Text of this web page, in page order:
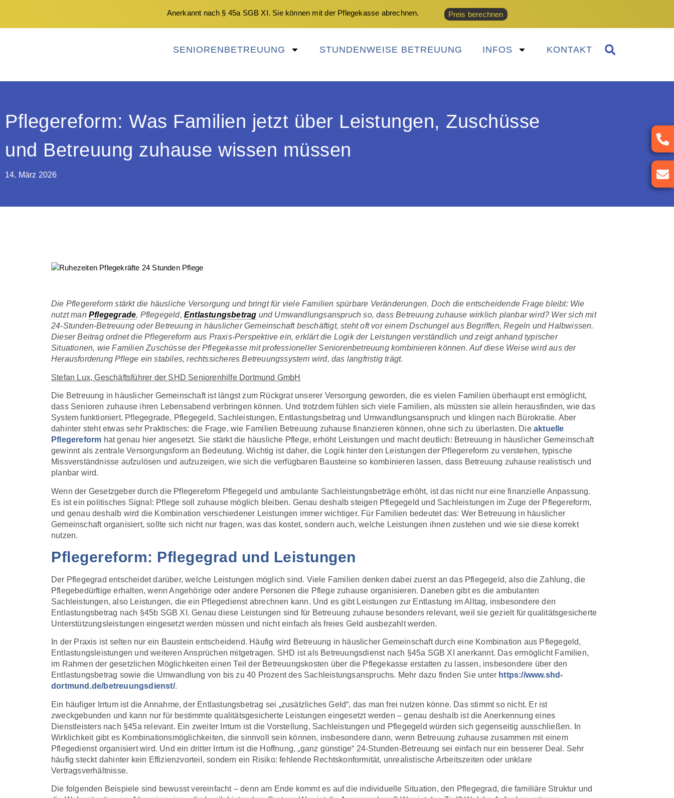
Anerkannt nach § 45a SGB XI. Sie können mit der Pflegekasse abrechnen. Preis berechnen
SENIORENBETREUUNG STUNDENWEISE BETREUUNG INFOS KONTAKT
Pflegereform: Was Familien jetzt über Leistungen, Zuschüsse
und Betreuung zuhause wissen müssen
14. März 2026
Die Pflegereform stärkt die häusliche Versorgung und bringt für viele Familien spürbare Veränderungen. Doch die entscheidende Frage bleibt: Wie
nutzt man Pflegegrade, Pflegegeld,Entlastungsbetrag und Umwandlungsanspruch so, dass Betreuung zuhause wirklich planbar wird? Wer sich mit
24-Stunden-Betreuung oder Betreuung in häuslicher Gemeinschaft beschäftigt, steht oft vor einem Dschungel aus Begriffen, Regeln und Halbwissen.
Dieser Beitrag ordnet die Pflegereform aus Praxis-Perspektive ein, erklärt die Logik der Leistungen verständlich und zeigt anhand typischer
Situationen, wie Familien Zuschüsse der Pflegekasse mit professioneller Seniorenbetreuung kombinieren können. Auf diese Weise wird aus der
Herausforderung Pflege ein stabiles, rechtssicheres Betreuungssystem wird, das langfristig trägt.
Stefan Lux, Geschäftsführer der SHD Seniorenhilfe Dortmund GmbH
Die Betreuung in häuslicher Gemeinschaft ist längst zum Rückgrat unserer Versorgung geworden, die es vielen Familien überhaupt erst ermöglicht,
dass Senioren zuhause ihren Lebensabend verbringen können. Und trotzdem fühlen sich viele Familien, als müssten sie allein herausfinden, wie das
System funktioniert. Pflegegrade, Pflegegeld, Sachleistungen, Entlastungsbetrag und Umwandlungsanspruch und klingen nach Bürokratie. Aber
dahinter steht etwas sehr Praktisches: die Frage, wie Familien Betreuung zuhause finanzieren können, ohne sich zu überlasten. Dieaktuelle
Pflegereform hat genau hier angesetzt. Sie stärkt die häusliche Pflege, erhöht Leistungen und macht deutlich: Betreuung in häuslicher Gemeinschaft
gewinnt als zentrale Versorgungsform an Bedeutung. Wichtig ist daher, die Logik hinter den Leistungen der Pflegereform zu verstehen, typische
Missverständnisse aufzulösen und aufzuzeigen, wie sich die verfügbaren Bausteine so kombinieren lassen, dass Betreuung zuhause realistisch und
planbar wird.
Wenn der Gesetzgeber durch die Pflegereform Pflegegeld und ambulante Sachleistungsbeträge erhöht, ist das nicht nur eine finanzielle Anpassung.
Es ist ein politisches Signal: Pflege soll zuhause möglich bleiben. Genau deshalb steigen Pflegegeld und Sachleistungen im Zuge der Pflegereform,
und genau deshalb wird die Kombination verschiedener Leistungen immer wichtiger. Für Familien bedeutet das: Wer Betreuung in häuslicher
Gemeinschaft organisiert, sollte sich nicht nur fragen, was das kostet, sondern auch, welche Leistungen ihnen zustehen und wie sie diese korrekt
nutzen.
Pflegereform: Pflegegrad und Leistungen
Der Pflegegrad entscheidet darüber, welche Leistungen möglich sind. Viele Familien denken dabei zuerst an das Pflegegeld, also die Zahlung, die
Pflegebedürftige erhalten, wenn Angehörige oder andere Personen die Pflege zuhause organisieren. Daneben gibt es die ambulanten
Sachleistungen, also Leistungen, die ein Pflegedienst abrechnen kann. Und es gibt Leistungen zur Entlastung im Alltag, insbesondere den
Entlastungsbetrag nach §45b SGB XI. Genau diese Leistungen sind für Betreuung zuhause besonders relevant, weil sie gezielt für qualitätsgesicherte
Unterstützungsleistungen eingesetzt werden müssen und nicht einfach als freies Geld ausbezahlt werden.
In der Praxis ist selten nur ein Baustein entscheidend. Häufig wird Betreuung in häuslicher Gemeinschaft durch eine Kombination aus Pflegegeld,
Entlastungsleistungen und weiteren Ansprüchen mitgetragen. SHD ist als Betreuungsdienst nach §45a SGB XI anerkannt. Das ermöglicht Familien,
im Rahmen der gesetzlichen Möglichkeiten einen Teil der Betreuungskosten über die Pflegekasse erstatten zu lassen, insbesondere über den
Entlastungsbetrag sowie die Umwandlung von bis zu 40 Prozent des Sachleistungsanspruchs. Mehr dazu finden Sie unter https://www.shd-
dortmund.de/betreuungsdienst/.
Ein häufiger Irrtum ist die Annahme, der Entlastungsbetrag sei „zusätzliches Geld“, das man frei nutzen könne. Das stimmt so nicht. Er ist
zweckgebunden und kann nur für bestimmte qualitätsgesicherte Leistungen eingesetzt werden – genau deshalb ist die Anerkennung eines
Dienstleisters nach §45a relevant. Ein zweiter Irrtum ist die Vorstellung, Sachleistungen und Pflegegeld würden sich gegenseitig ausschließen. In
Wirklichkeit gibt es Kombinationsmöglichkeiten, die sinnvoll sein können, insbesondere dann, wenn Betreuung zuhause zusammen mit einem
Pflegedienst organisiert wird. Und ein dritter Irrtum ist die Hoffnung, „ganz günstige“ 24-Stunden-Betreuung sei einfach nur ein besserer Deal. Sehr
häufig steckt dahinter kein Effizienzvorteil, sondern ein Risiko: fehlende Rechtskonformität, unrealistische Arbeitszeiten oder unklare
Vertragsverhältnisse.
Die folgenden Beispiele sind bewusst vereinfacht – denn am Ende kommt es auf die individuelle Situation, den Pflegegrad, die familiäre Struktur und